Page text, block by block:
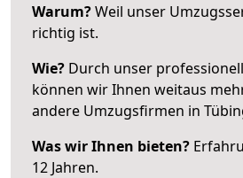
Warum?Weil unser
richtig ist.
Wie? Durch unser
können wir Ihnen weitaus
andere Umzugsfirmen in
Was wir Ihnen bieten?
12 Jahren.